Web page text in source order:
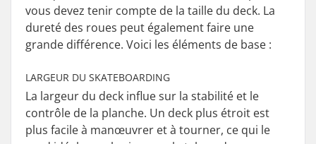
vous devez tenir compte de la taille du deck. La
dureté des roues peut également faire une
grande différence. Voici les éléments de base :
LARGEUR DU SKATEBOARDING
La largeur du deck influe sur la stabilité et le
contrôle de la planche. Un deck plus étroit est
plus facile à manœuvrer et à tourner, ce qui le